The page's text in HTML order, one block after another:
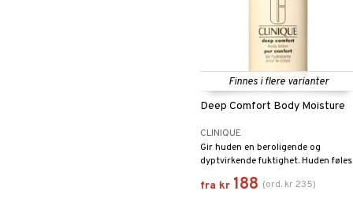
Finnes i flere varianter
Deep Comfort Body Moisture
CLINIQUE
Gir huden en beroligende og
dyptvirkende fuktighet. Huden føles
fuktmettet og i en behagelig
balanse.
fra kr 188 (ord. kr 235)